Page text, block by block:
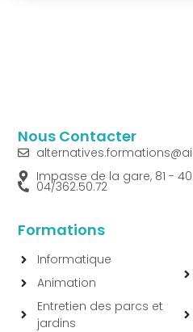
Nous Contacter
Impasse de la gare, 81 -
04/362.50.72
Formations
Informatique
Animation
Entretien des parcs et
jardins